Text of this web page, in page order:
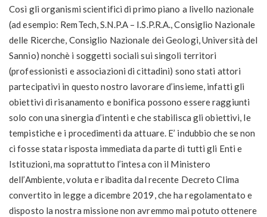
Così gli organismi scientifici di primo piano a livello nazionale
(ad esempio: RemTech, S.N.P.A – I.S.P.R.A., Consiglio Nazionale
delle Ricerche, Consiglio Nazionale dei Geologi, Università del
Sannio) nonchè i soggetti sociali sui singoli territori
(professionisti e associazioni di cittadini) sono stati attori
partecipativi in questo nostro lavorare d’insieme, infatti gli
obiettivi di risanamento e bonifica possono essere raggiunti
solo con una sinergia d’intenti e che stabilisca gli obiettivi, le
tempistiche e i procedimenti da attuare. E’ indubbio che se non
ci fosse stata risposta immediata da parte di tutti gli Enti e
Istituzioni, ma soprattutto l’intesa con il Ministero
dell’Ambiente, voluta e ribadita dal recente Decreto Clima
convertito in legge a dicembre 2019, che ha regolamentato e
disposto la nostra missione non avremmo mai potuto ottenere